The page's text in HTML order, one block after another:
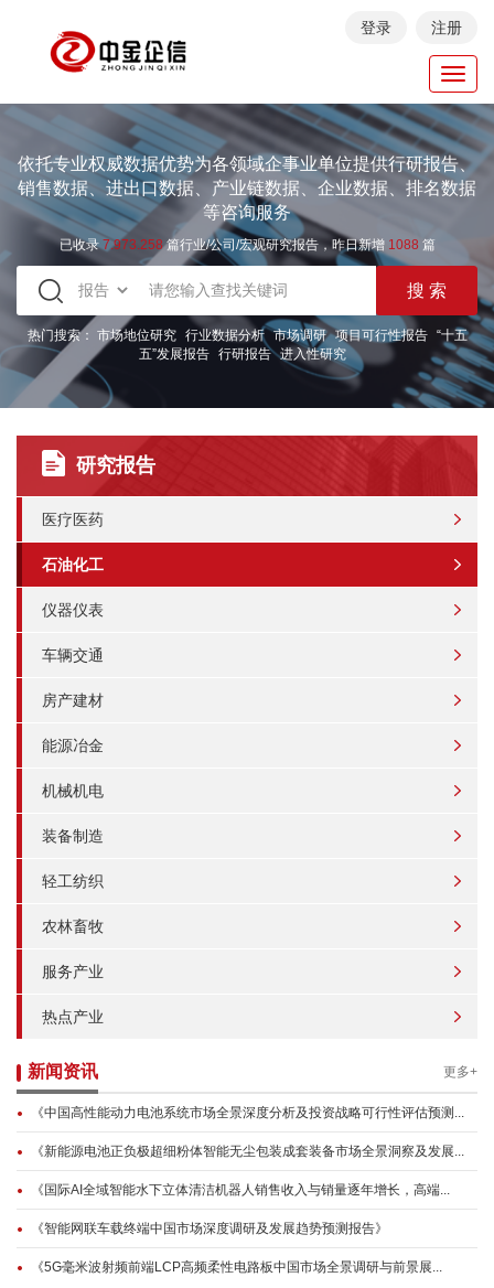
登录 注册
依托专业权威数据优势为各领域企事业单位提供行研报告、
销售数据、进出口数据、产业链数据、企业数据、排名数据
等咨询服务
已收录7.973.258篇行业/公司/宏观研究报告，昨日新增 1088 篇
热门搜索： 市场地位研究 行业数据分析 市场调研 项目可行性报告
“十五
五”发展报告 行研报告 进入性研究
研究报告
医疗医药
石油化工
仪器仪表
车辆交通
房产建材
能源冶金
机械机电
装备制造
轻工纺织
农林畜牧
服务产业
热点产业
新闻资讯 更多+
《中国高性能动力电池系统市场全景深度分析及投资战略可行性评估预测...
《新能源电池正负极超细粉体智能无尘包装成套装备市场全景洞察及发展...
《国际AI全域智能水下立体清洁机器人销售收入与销量逐年增长，高端...
《智能网联车载终端中国市场深度调研及发展趋势预测报告》
《5G毫米波射频前端LCP高频柔性电路板中国市场全景调研与前景展...